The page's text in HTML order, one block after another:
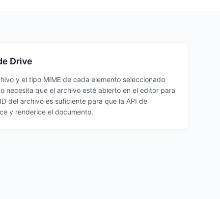
Drive
y el tipo MIME de cada elemento seleccionado
necesita que el archivo esté abierto en el editor para
del archivo es suficiente para que la API de
y renderice el documento.